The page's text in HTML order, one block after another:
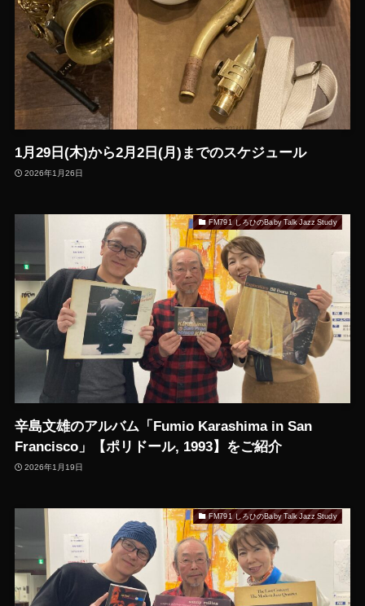
1月29日(木)から2月2日(月)までのスケジュール
2026年1月26日
FM791 しろひのBaby Talk Jazz Study
辛島文雄のアルバム「Fumio Karashima in San
Francisco」【ポリドール, 1993】をご紹介
2026年1月19日
FM791 しろひのBaby Talk Jazz Study